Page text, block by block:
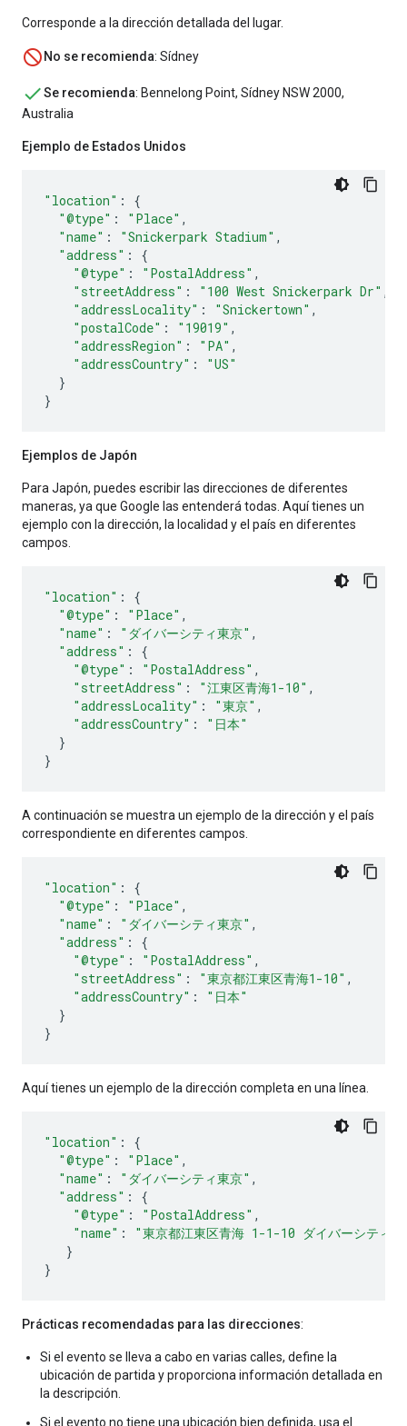
Corresponde a la dirección detallada del lugar.
No se recomienda: Sídney
Se recomienda: Bennelong Point, Sídney NSW 2000,
Australia
Ejemplo de Estados Unidos
"location" :
{
"@type" : "Place" ,
"name" : "Snickerpark Stadium" ,
"address" :
{
"@type" : "PostalAddress" ,
"streetAddress" : "100 West Snickerpark Dr" ,
"addressLocality" : "Snickertown" ,
"postalCode" : "19019" ,
"addressRegion" : "PA" ,
"addressCountry" :
"US"
}
}
Ejemplos de Japón
Para Japón, puedes escribir las direcciones de diferentes
maneras, ya que Google las entenderá todas. Aquí tienes un
ejemplo con la dirección, la localidad y el país en diferentes
campos.
"location" :
{
"@type" : "Place" ,
"name" : "ダイバーシティ東京" ,
"address" :
{
"@type" : "PostalAddress" ,
"streetAddress" : "江東区青海1-10" ,
"addressLocality" : "東京" ,
"addressCountry" :
"日本"
}
}
A continuación se muestra un ejemplo de la dirección y el país
correspondiente en diferentes campos.
"location" :
{
"@type" : "Place" ,
"name" : "ダイバーシティ東京" ,
"address" :
{
"@type" : "PostalAddress" ,
"streetAddress" : "東京都江東区青海1-10" ,
"addressCountry" :
"日本"
}
}
Aquí tienes un ejemplo de la dirección completa en una línea.
"location" :
{
"@type" : "Place" ,
"name" : "ダイバーシティ東京" ,
"address" :
{
"@type" : "PostalAddress" ,
"name" :
"東京都江東区青海 1-1-10 ダイバーシティ
}
}
Prácticas recomendadas para las direcciones:
Si el evento se lleva a cabo en varias calles, define la
ubicación de partida y proporciona información detallada en
la descripción.
Si el evento no tiene una ubicación bien definida, usa el